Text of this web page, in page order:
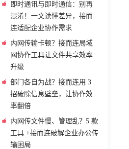
即时通讯与即时通信：别再
混淆！一文读懂差异，接而
连适配企业协作需求
内网传输卡顿？接而连局域
网协作工具让文件共享效率
升级
部门各自为战？接而连用 3
招破除信息壁垒，让协作效
率翻倍
内网传文件慢、管理乱？5 款
工具 +接而连破解企业办公传
输困局